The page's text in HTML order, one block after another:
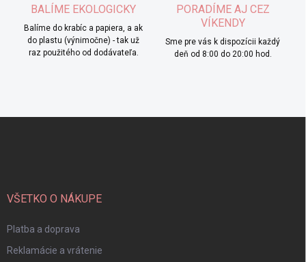
BALÍME EKOLOGICKY
Balíme do krabíc a papiera, a ak
do plastu (výnimočne) - tak už
raz použitého od dodávateľa.
PORADÍME AJ CEZ
VÍKENDY
Sme pre vás k dispozícii každý
deň od 8:00 do 20:00 hod.
VŠETKO O NÁKUPE
Platba a doprava
Reklamácie a vrátenie